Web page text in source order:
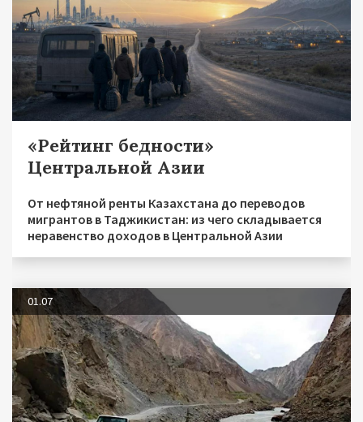
«Рейтинг бедности»
Центральной Азии
От нефтяной ренты Казахстана до переводов
мигрантов в Таджикистан: из чего складывается
неравенство доходов в Центральной Азии
01.07